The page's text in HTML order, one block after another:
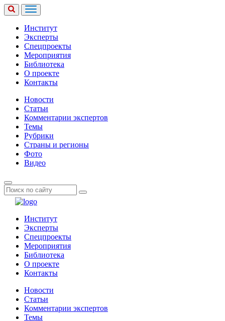
Институт
Эксперты
Спецпроекты
Мероприятия
Библиотека
О проекте
Контакты
Новости
Статьи
Комментарии экспертов
Темы
Рубрики
Страны и регионы
Фото
Видео
Институт
Эксперты
Спецпроекты
Мероприятия
Библиотека
О проекте
Контакты
Новости
Статьи
Комментарии экспертов
Темы